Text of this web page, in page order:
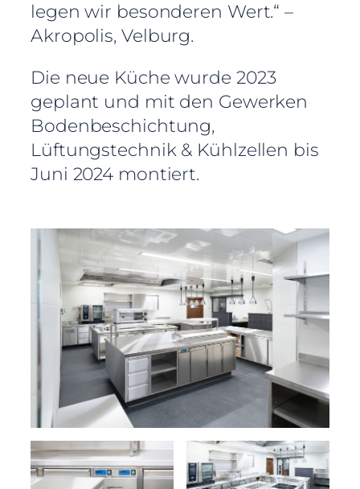
legen wir besonderen Wert.“ –
Akropolis, Velburg.
Die neue Küche wurde 2023
geplant und mit den Gewerken
Bodenbeschichtung,
Lüftungstechnik & Kühlzellen bis
Juni 2024 montiert.